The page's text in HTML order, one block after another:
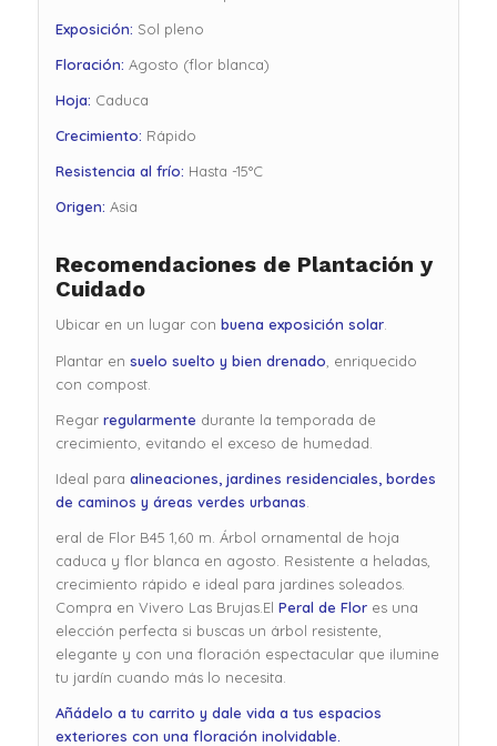
Exposición: Sol pleno
Floración: Agosto (flor blanca)
Hoja: Caduca
Crecimiento: Rápido
Resistencia al frío: Hasta -15°C
Origen: Asia
Recomendaciones de Plantación y
Cuidado
Ubicar en un lugar con buena exposición solar.
Plantar en suelo suelto y bien drenado , enriquecido
con compost.
Regar regularmente durante la temporada de
crecimiento, evitando el exceso de humedad.
Ideal para alineaciones, jardines residenciales, bordes
de caminos y áreas verdes urbanas
eral de Flor B45 1,60 m. Árbol ornamental de hoja
caduca y flor blanca en agosto. Resistente a heladas,
crecimiento rápido e ideal para jardines soleados.
Compra en Vivero Las Brujas.El Peral de Flores una
elección perfecta si buscas un árbol resistente,
elegante y con una floración espectacular que ilumine
tu jardín cuando más lo necesita.
Añádelo a tu carrito y dale vida a tus espacios
exteriores con una floración inolvidable.